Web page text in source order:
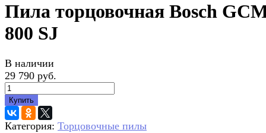
Пила торцовочная Bosch
800 SJ
В наличии
29 790 руб.
Купить
Категория: Торцовочные пилы